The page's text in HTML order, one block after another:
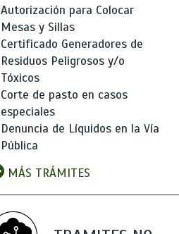
Autorización para Colocar
Mesas y Sillas
Certificado Generadores de
Residuos Peligrosos y/o
Tóxicos
Corte de pasto en casos
especiales
Denuncia de Líquidos en la Vía
Pública
MÁS TRÁMITES